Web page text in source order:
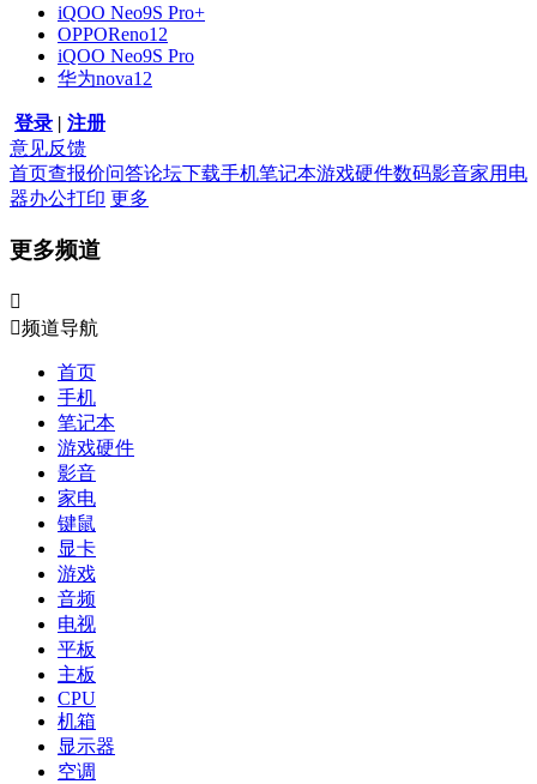
iQOO Neo9S Pro+
OPPOReno12
iQOO Neo9S Pro
华为nova12
登录 | 注册
意见反馈
首页查报价问答论坛下载手机笔记本游戏硬件数码影音家用电
器办公打印 更多
更多频道

频道导航
首页
手机
笔记本
游戏硬件
影音
家电
键鼠
显卡
游戏
音频
电视
平板
主板
CPU
机箱
显示器
空调